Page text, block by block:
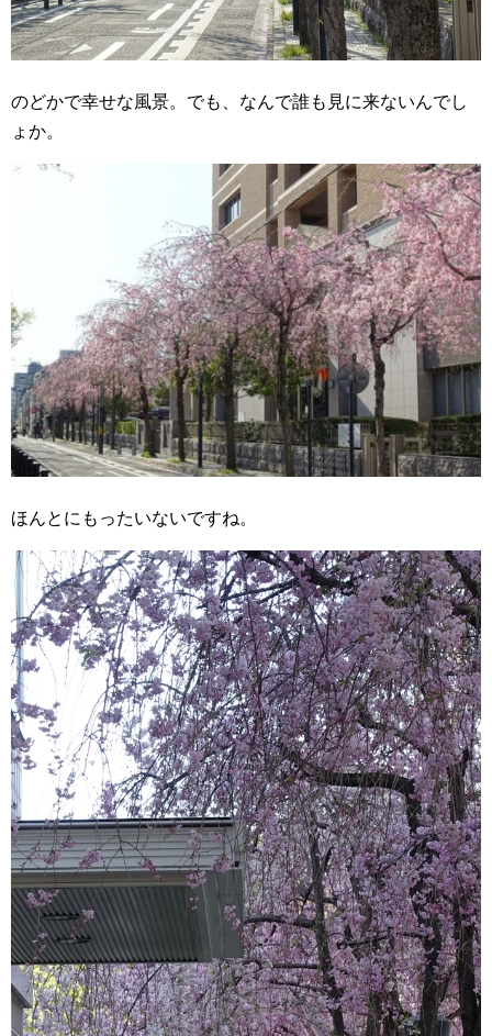
のどかで幸せな風景。でも、なんで誰も見に来ないんでし
ょか。
ほんとにもったいないですね。